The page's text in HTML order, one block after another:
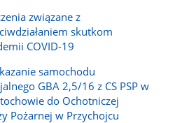
związane z
skutkom
COVID-19
samochodu
GBA 2,5/16 z CS PSP w
do Ochotniczej
Pożarnej w Przychojcu